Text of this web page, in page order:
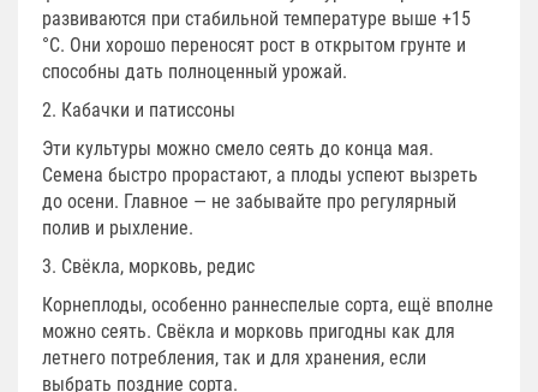
развиваются при стабильной температуре выше +15
°C. Они хорошо переносят рост в открытом грунте и
способны дать полноценный урожай.
2. Кабачки и патиссоны
Эти культуры можно смело сеять до конца мая.
Семена быстро прорастают, а плоды успеют вызреть
до осени. Главное — не забывайте про регулярный
полив и рыхление.
3. Свёкла, морковь, редис
Корнеплоды, особенно раннеспелые сорта, ещё вполне
можно сеять. Свёкла и морковь пригодны как для
летнего потребления, так и для хранения, если
выбрать поздние сорта.